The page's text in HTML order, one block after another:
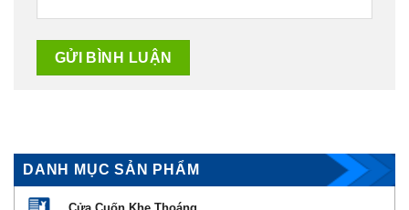
DANH MỤC SẢN PHẨM